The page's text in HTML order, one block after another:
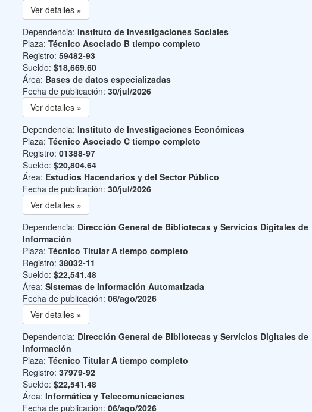
Ver detalles »
Dependencia: Instituto de Investigaciones Sociales
Plaza: Técnico Asociado B tiempo completo
Registro: 59482-93
Sueldo: $18,669.60
Área: Bases de datos especializadas
Fecha de publicación: 30/jul/2026
Ver detalles »
Dependencia: Instituto de Investigaciones Económicas
Plaza: Técnico Asociado C tiempo completo
Registro: 01388-97
Sueldo: $20,804.64
Área: Estudios Hacendarios y del Sector Público
Fecha de publicación: 30/jul/2026
Ver detalles »
Dependencia: Dirección General de Bibliotecas y Servicios Digitales de
Información
Plaza: Técnico Titular A tiempo completo
Registro: 38032-11
Sueldo: $22,541.48
Área: Sistemas de Información Automatizada
Fecha de publicación: 06/ago/2026
Ver detalles »
Dependencia: Dirección General de Bibliotecas y Servicios Digitales de
Información
Plaza: Técnico Titular A tiempo completo
Registro: 37979-92
Sueldo: $22,541.48
Área: Informática y Telecomunicaciones
Fecha de publicación: 06/ago/2026